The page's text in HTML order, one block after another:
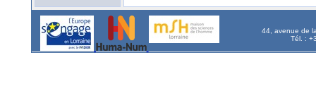
44, avenue de
Tél. :